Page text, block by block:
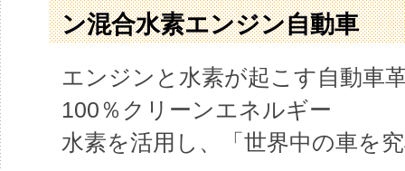
ン混合水素エンジン自動車
エンジンと水素が起こす自動車
100％クリーンエネルギー
水素を活用し、「世界中の車を